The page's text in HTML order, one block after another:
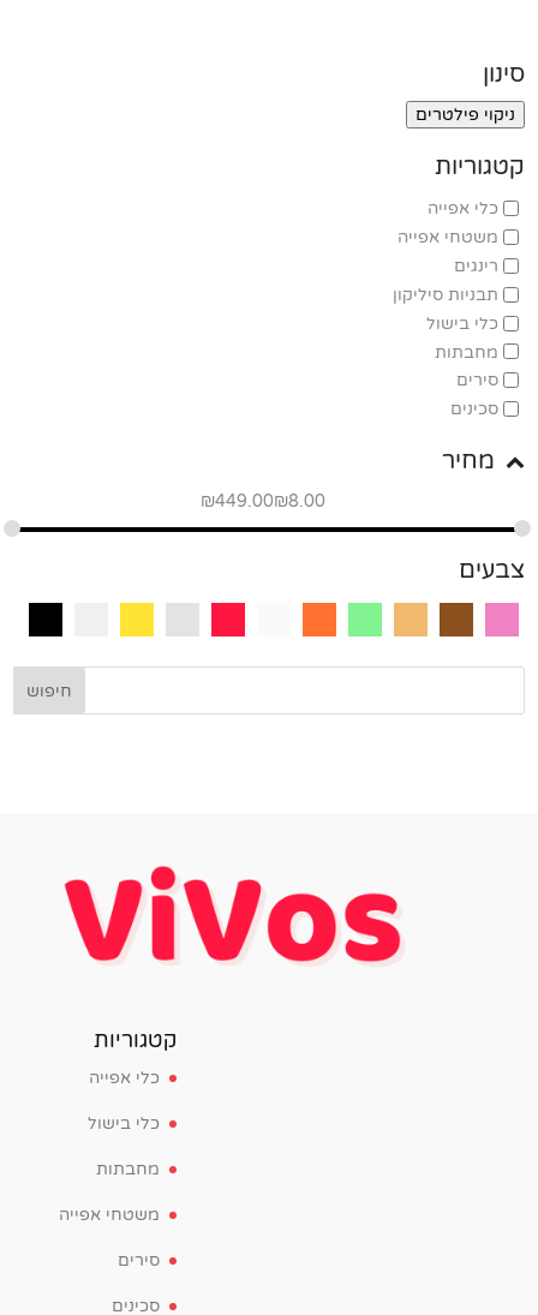
סינון
ניקוי פילטרים
קטגוריות
כלי אפייה
משטחי אפייה
רינגים
תבניות סיליקון
כלי בישול
מחבתות
סירים
סכינים
מחיר
₪8.00
₪449.00
צבעים
קטגוריות
כלי אפייה
כלי בישול
מחבתות
משטחי אפייה
סירים
סכינים